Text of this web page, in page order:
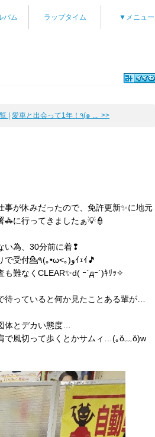
バム ラップタイム ▼メニュー
| 愛車と出会って1年！٩(๑ ... >>
事が休みだったので、免許更新✨に地元
🚓に行ってきましたぁ💡👮
い為、30分前に着❢
一番乗りで受付💁٩(｡•ω<｡)وｲｪｲ🎵
も難なくCLEAR✨d( ｰ`дｰ´)ｷﾘｯ✧
待っていると何か見たことある輩が…
体とデカい態度…
で風切って歩くとかサムィ…(⁠｡⁠ŏ⁠﹏⁠ŏ⁠)w